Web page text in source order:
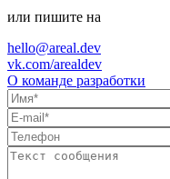
или пишите на
hello@areal.dev
vk.com/arealdev
О команде разработки